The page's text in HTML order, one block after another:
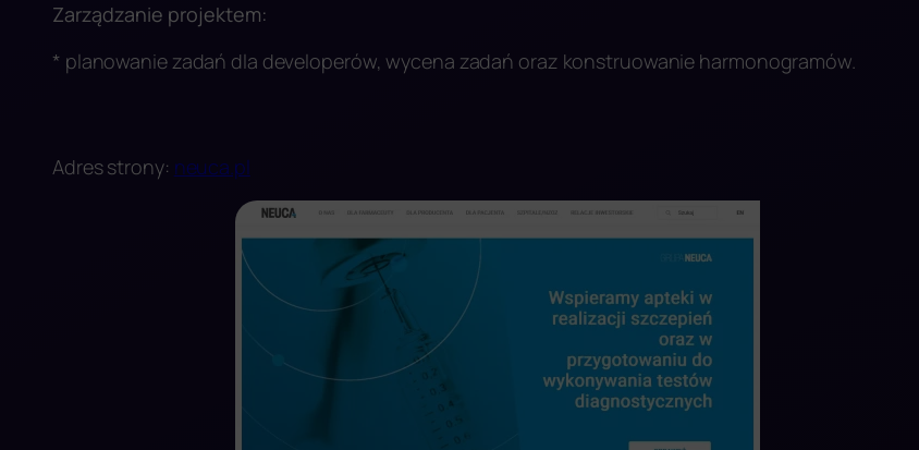
Zarządzanie projektem:
* planowanie zadań dla developerów, wycena zadań oraz konstruowanie harmonogramów.
Adres strony: neuca.pl